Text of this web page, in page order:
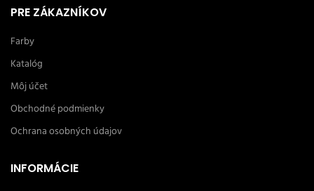
PRE ZÁKAZNÍKOV
Farby
Katalóg
Môj účet
Obchodné podmienky
Ochrana osobných údajov
INFORMÁCIE